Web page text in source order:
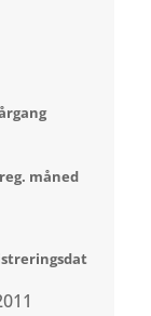
måned